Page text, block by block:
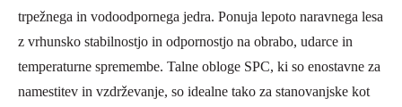
trpežnega in vodoodpornega jedra. Ponuja lepoto naravnega lesa
z vrhunsko stabilnostjo in odpornostjo na obrabo, udarce in
temperaturne spremembe. Talne obloge SPC, ki so enostavne za
namestitev in vzdrževanje, so idealne tako za stanovanjske kot